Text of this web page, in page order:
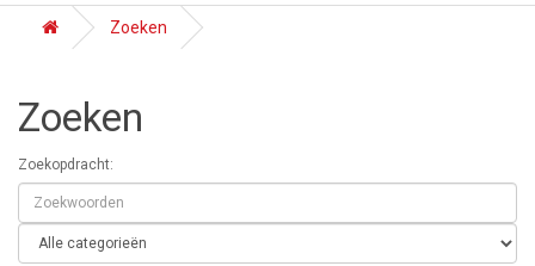
Zoeken
Zoeken
Zoekopdracht: